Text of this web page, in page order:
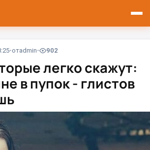
отadmin 902
легко скажут:
в пупок - глистов